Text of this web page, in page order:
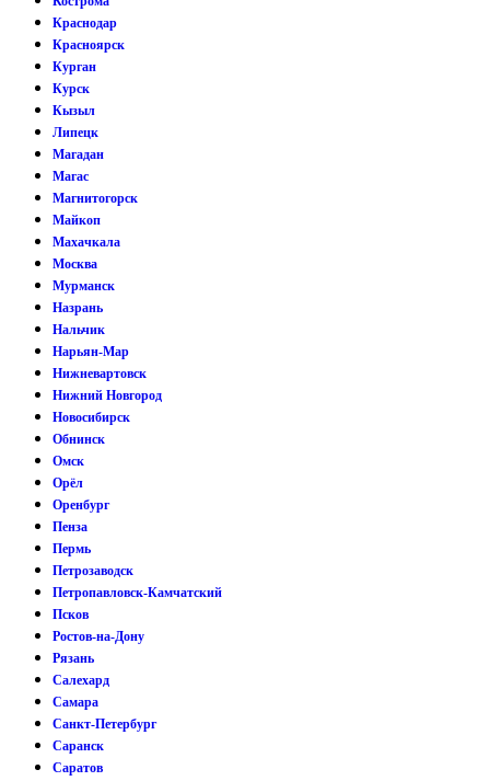
Краснодар
Красноярск
Курган
Курск
Кызыл
Липецк
Магадан
Магас
Магнитогорск
Майкоп
Махачкала
Москва
Мурманск
Назрань
Нальчик
Нарьян-Мар
Нижневартовск
Нижний Новгород
Новосибирск
Обнинск
Омск
Орёл
Оренбург
Пенза
Пермь
Петрозаводск
Петропавловск-Камчатский
Псков
Ростов-на-Дону
Рязань
Салехард
Самара
Санкт-Петербург
Саранск
Саратов